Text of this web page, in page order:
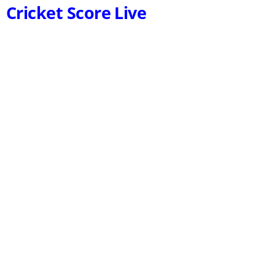
Cricket Score Live